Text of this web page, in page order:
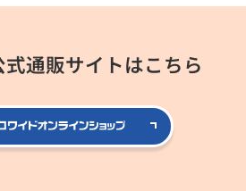
通販サイトはこちら
公式コロ